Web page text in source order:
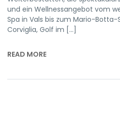
und ein Wellnessangebot vom
Spa in Vals bis zum Mario-Botta-
Corviglia, Golf im […]
READ MORE